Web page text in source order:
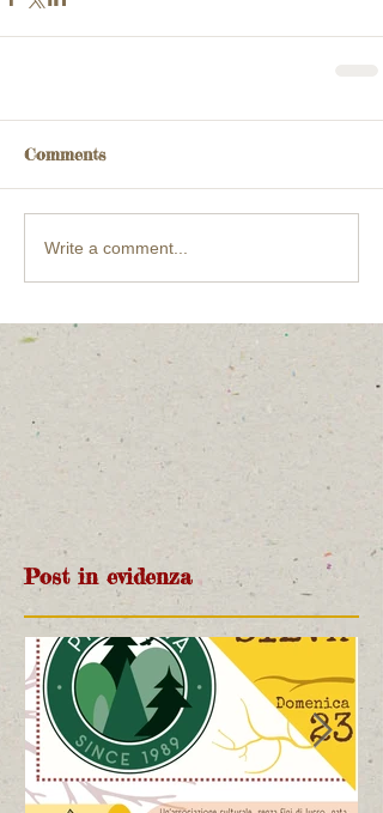
Comments
Write a comment...
Post in evidenza